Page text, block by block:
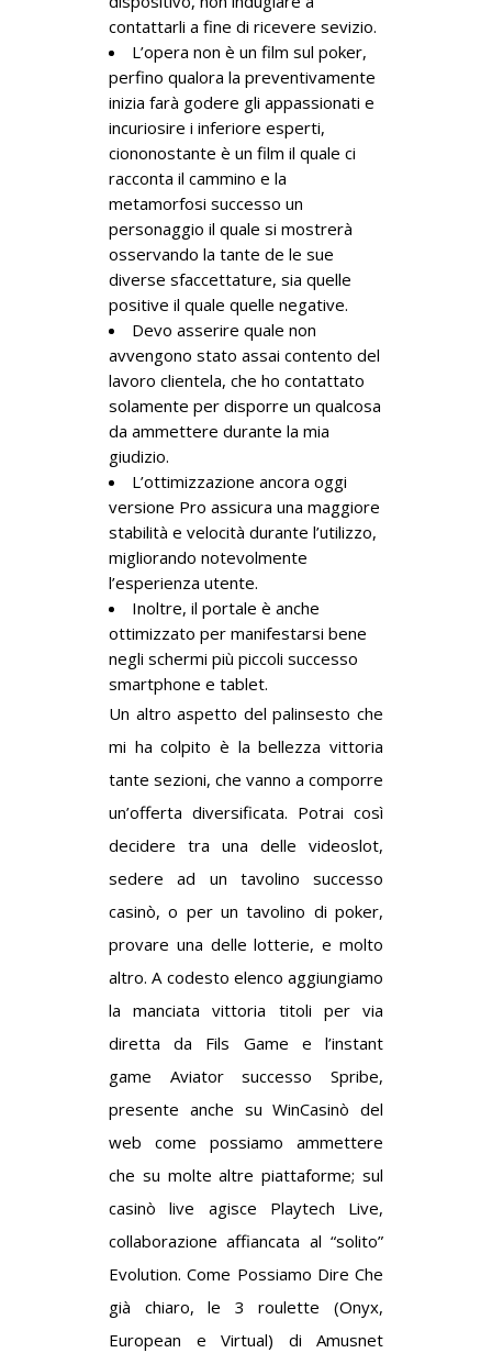
contattarli a fine di ricevere sevizio.
L’opera non è un film sul poker,
perfino qualora la preventivamente
inizia farà godere gli appassionati e
incuriosire i inferiore esperti,
ciononostante è un film il quale ci
racconta il cammino e la
metamorfosi successo un
personaggio il quale si mostrerà
osservando la tante de le sue
diverse sfaccettature, sia quelle
positive il quale quelle negative.
Devo asserire quale non
avvengono stato assai contento del
lavoro clientela, che ho contattato
solamente per disporre un qualcosa
da ammettere durante la mia
giudizio.
L’ottimizzazione ancora oggi
versione Pro assicura una maggiore
stabilità e velocità durante l’utilizzo,
migliorando notevolmente
l’esperienza utente.
Inoltre, il portale è anche
ottimizzato per manifestarsi bene
negli schermi più piccoli successo
smartphone e tablet.
Un altro aspetto del palinsesto che
mi ha colpito è la bellezza vittoria
tante sezioni, che vanno a comporre
un’offerta diversificata. Potrai così
decidere tra una delle videoslot,
sedere ad un tavolino successo
casinò, o per un tavolino di poker,
provare una delle lotterie, e molto
altro. A codesto elenco aggiungiamo
la manciata vittoria titoli per via
diretta da Fils Game e l’instant
game Aviator successo Spribe,
presente anche su WinCasinò del
web come possiamo ammettere
che su molte altre piattaforme; sul
casinò live agisce Playtech Live,
collaborazione affiancata al “solito”
Evolution. Come Possiamo Dire Che
già chiaro, le 3 roulette (Onyx,
European e Virtual) di Amusnet